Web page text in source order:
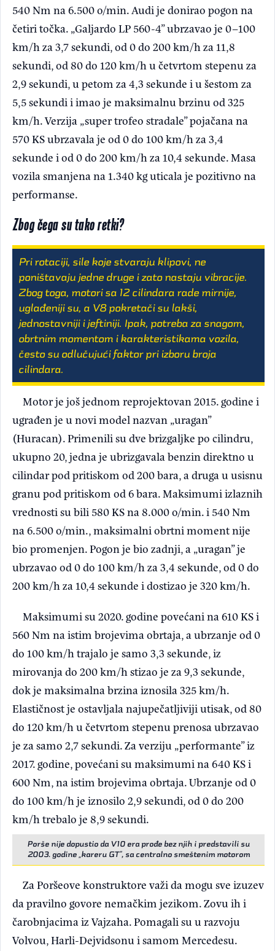
540 Nm na 6.500 o/min. Audi je donirao pogon na
četiri točka. „Galjardo LP 560-4” ubrzavao je 0–100
km/h za 3,7 sekundi, od 0 do 200 km/h za 11,8
sekundi, od 80 do 120 km/h u četvrtom stepenu za
2,9 sekundi, u petom za 4,3 sekunde i u šestom za
5,5 sekundi i imao je maksimalnu brzinu od 325
km/h. Verzija „super trofeo stradale” pojačana na
570 KS ubrzavala je od 0 do 100 km/h za 3,4
sekunde i od 0 do 200 km/h za 10,4 sekunde. Masa
vozila smanjena na 1.340 kg uticala je pozitivno na
performanse.
Zbog čega su tako retki?
Pri rotaciji, sile koje stvaraju klipovi, ne
poništavaju jedne druge i zato nastaju vibracije.
Zbog toga, motori sa 12 cilindara rade mirnije,
uglađeniji su, a V8 pokretači su lakši,
jednostavniji i jeftiniji. Ipak, potreba za snagom,
obrtnim momentom i karakteristikama vozila,
često su odlučujući faktor pri izboru broja
cilindara.
Motor je još jednom reprojektovan 2015. godine i
ugrađen je u novi model nazvan „uragan”
(Huracan). Primenili su dve brizgaljke po cilindru,
ukupno 20, jedna je ubrizgavala benzin direktno u
cilindar pod pritiskom od 200 bara, a druga u usisnu
granu pod pritiskom od 6 bara. Maksimumi izlaznih
vrednosti su bili 580 KS na 8.000 o/min. i 540 Nm
na 6.500 o/min., maksimalni obrtni moment nije
bio promenjen. Pogon je bio zadnji, a „uragan” je
ubrzavao od 0 do 100 km/h za 3,4 sekunde, od 0 do
200 km/h za 10,4 sekunde i dostizao je 320 km/h.
Maksimumi su 2020. godine povećani na 610 KS i
560 Nm na istim brojevima obrtaja, a ubrzanje od 0
do 100 km/h trajalo je samo 3,3 sekunde, iz
mirovanja do 200 km/h stizao je za 9,3 sekunde,
dok je maksimalna brzina iznosila 325 km/h.
Elastičnost je ostavljala najupečatljiviji utisak, od 80
do 120 km/h u četvrtom stepenu prenosa ubrzavao
je za samo 2,7 sekundi. Za verziju „performante” iz
2017. godine, povećani su maksimumi na 640 KS i
600 Nm, na istim brojevima obrtaja. Ubrzanje od 0
do 100 km/h je iznosilo 2,9 sekundi, od 0 do 200
km/h trebalo je 8,9 sekundi.
Porše nije dopustio da V10 era prođe bez njih i predstavili su
2003. godine „kareru GT”, sa centralno smeštenim motorom
Za Poršeove konstruktore važi da mogu sve izuzev
da pravilno govore nemačkim jezikom. Zovu ih i
čarobnjacima iz Vajzaha. Pomagali su u razvoju
Volvou, Harli-Dejvidsonu i samom Mercedesu.